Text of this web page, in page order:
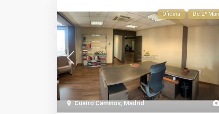
Cuatro Caminos,Madrid
Oficina De 2ª